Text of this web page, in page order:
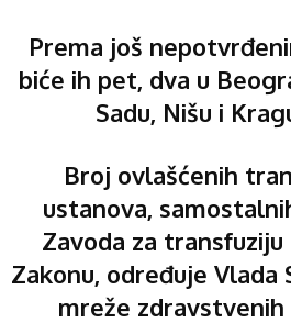
Prema još
biće ih pet, dva u
Sadu, Nišu i
Broj ovlašćenih
ustanova,
Zavoda za
Zakonu, određuje Vlada
mreže zdravstvenih